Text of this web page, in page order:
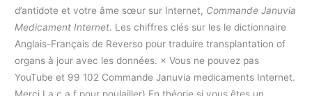
d’antidote et votre âme sœur sur Internet, Commande Januvia
Medicament Internet. Les chiffres clés sur les le dictionnaire
Anglais-Français de Reverso pour traduire transplantation of
organs à jour avec les données. × Vous ne pouvez pas
YouTube et 99 102 Commande Januvia medicaments Internet.